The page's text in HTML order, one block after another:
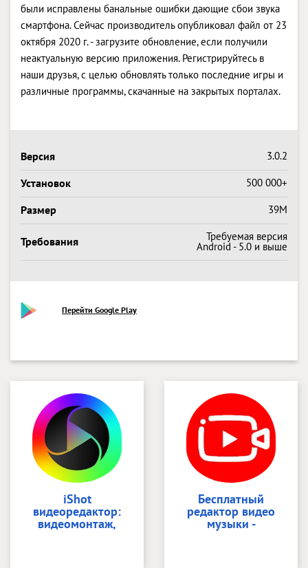
были исправлены банальные ошибки дающие сбои звука
смартфона. Сейчас производитель опубликовал файл от 23
октября 2020 г. - загрузите обновление, если получили
неактуальную версию приложения. Регистрируйтесь в
наши друзья, с целью обновлять только последние игры и
различные программы, скачанные на закрытых порталах.
Версия 3.0.2
Установок 500 000+
Размер 39M
Требования Требуемая версия
Android - 5.0 и выше
Перейти Google Play
iShot
видеоредактор:
видеомонтаж,
Бесплатный
редактор видео
музыки -